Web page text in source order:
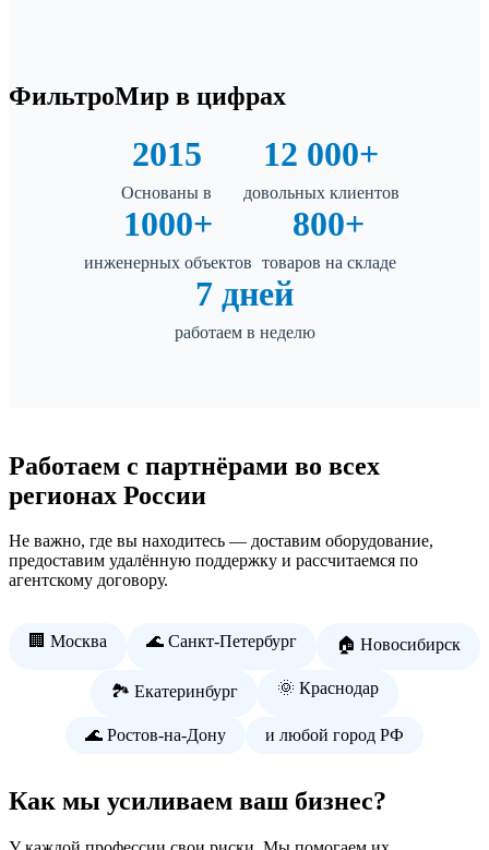
ФильтроМир в цифрах
2015
Основаны в
12 000+
довольных клиентов
1000+
инженерных объектов
800+
товаров на складе
7 дней
работаем в неделю
Работаем с партнёрами во всех
регионах России
Не важно, где вы находитесь — доставим оборудование,
предоставим удалённую поддержку и рассчитаемся по
агентскому договору.
🏢 Москва 🌊 Санкт-Петербург 🏠 Новосибирск
🏞️ Екатеринбург 🌞 Краснодар
🌊 Ростов-на-Дону и любой город РФ
Как мы усиливаем ваш бизнес?